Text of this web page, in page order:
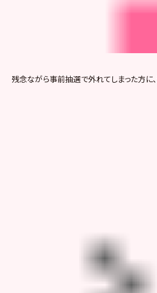
残念ながら事前抽選で外れてしまった方に、